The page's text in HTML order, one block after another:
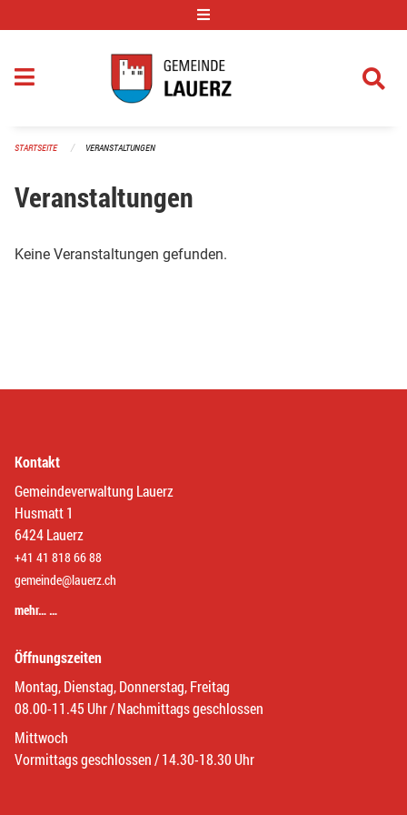
STARTSEITE VERANSTALTUNGEN
Veranstaltungen
Keine Veranstaltungen gefunden.
Kontakt
Gemeindeverwaltung Lauerz
Husmatt 1
6424 Lauerz
+41 41 818 66 88
gemeinde@lauerz.ch
mehr… …
Öffnungszeiten
Montag, Dienstag, Donnerstag, Freitag
08.00-11.45 Uhr / Nachmittags geschlossen
Mittwoch
Vormittags geschlossen / 14.30-18.30 Uhr